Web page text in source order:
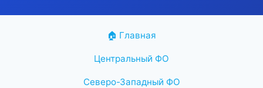
🏠 Главная
Центральный ФО
Северо-Западный ФО